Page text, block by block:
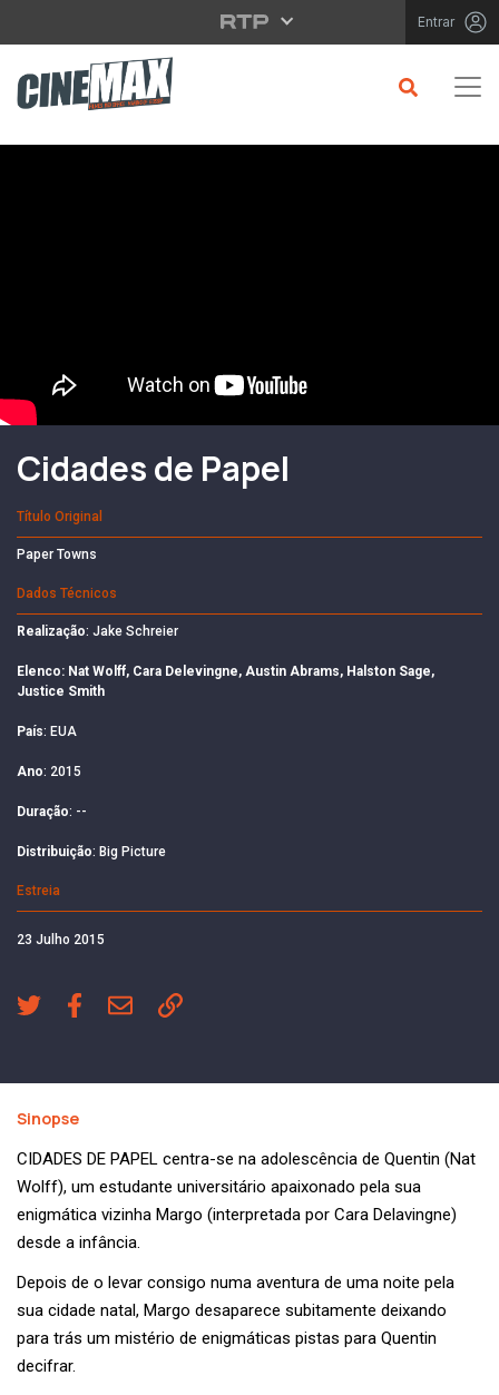
Saltar para o conteúdo principal Entrar
Filme em Cartaz
Cidades de Papel
Título Original
Paper Towns
Dados Técnicos
Realização: Jake Schreier
Elenco: Nat Wolff, Cara Delevingne, Austin Abrams, Halston Sage,
Justice Smith
País: EUA
Ano: 2015
Duração: --
Distribuição: Big Picture
Estreia
23 Julho 2015
Sinopse
CIDADES DE PAPEL centra-se na adolescência de Quentin (Nat
Wolff), um estudante universitário apaixonado pela sua
enigmática vizinha Margo (interpretada por Cara Delavingne)
desde a infância.
Depois de o levar consigo numa aventura de uma noite pela
sua cidade natal, Margo desaparece subitamente deixando
para trás um mistério de enigmáticas pistas para Quentin
decifrar.